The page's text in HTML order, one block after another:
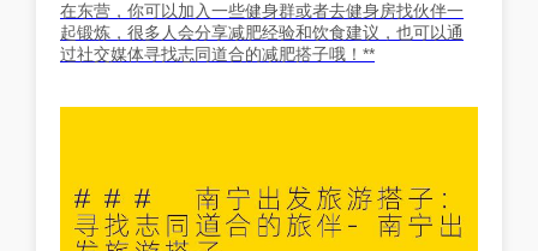
在东营，你可以加入一些健身群或者去健身房找伙伴一
起锻炼，很多人会分享减肥经验和饮食建议，也可以通
过社交媒体寻找志同道合的减肥搭子哦！**